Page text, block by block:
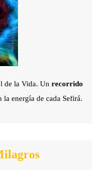
de la Vida. Unrecorrido
la energía de cada Sefirá.